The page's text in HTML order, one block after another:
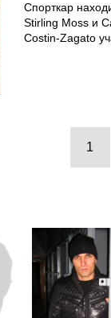
Спорткар
Stirling Moss и
Costin-Zagato
1